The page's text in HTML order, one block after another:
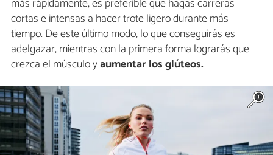
cortas e intensas a hacer trote ligero durante más
tiempo. De este último modo, lo que conseguirás es
adelgazar, mientras con la primera forma lograrás que
crezca el músculo yaumentar los glúteos.